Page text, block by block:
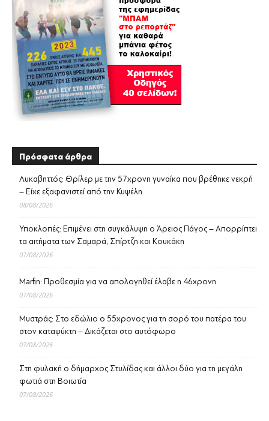
Πρόσφατα άρθρα
Λυκαβηττός: Θρίλερ με την 57χρονη γυναίκα που βρέθηκε νεκρή
– Είχε εξαφανιστεί από την Κυψέλη
08/08/2026
Υποκλοπές: Επιμένει στη συγκάλυψη ο Άρειος Πάγος – Απορρίπτει
τα αιτήματα των Σαμαρά, Σπίρτζη και Κουκάκη
07/08/2026
Marfin: Προθεσμία για να απολογηθεί έλαβε η 46χρονη
07/08/2026
Μυστράς: Στο εδώλιο ο 55χρονος για τη σορό του πατέρα του
στον καταψύκτη – Δικάζεται στο αυτόφωρο
07/08/2026
Στη φυλακή ο δήμαρχος Στυλίδας και άλλοι δύο για τη μεγάλη
φωτιά στη Βοιωτία
07/08/2026